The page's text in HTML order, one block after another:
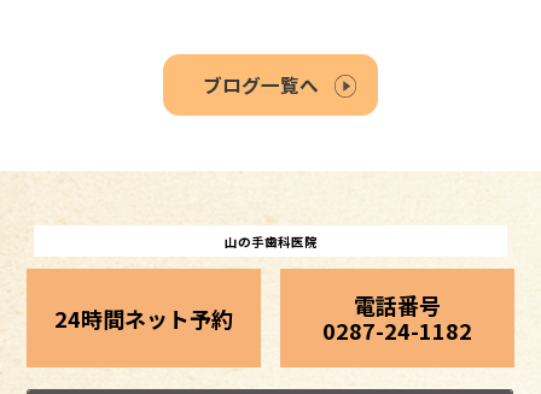
ブログ一覧へ
山の手歯科医院
24時間ネット予約
電話番号
0287-24-1182